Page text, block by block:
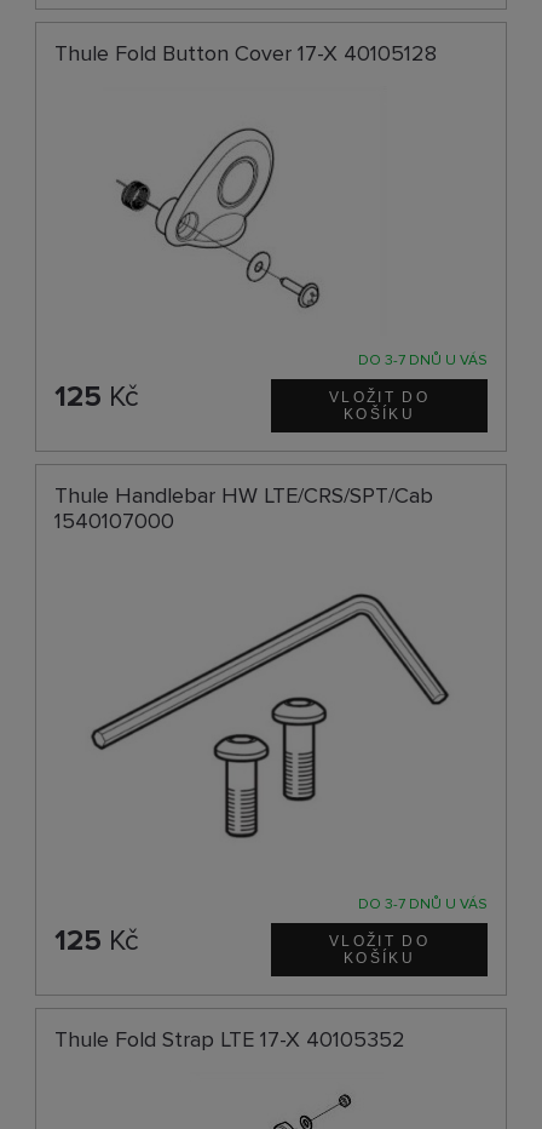
Thule Fold Button Cover 17-X 40105128
DO 3-7 DNŮ U VÁS
125 Kč
Thule Handlebar HW LTE/CRS/SPT/Cab
1540107000
DO 3-7 DNŮ U VÁS
125 Kč
Thule Fold Strap LTE 17-X 40105352